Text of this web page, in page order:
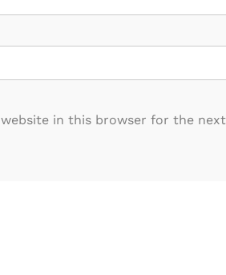
website in this browser for the